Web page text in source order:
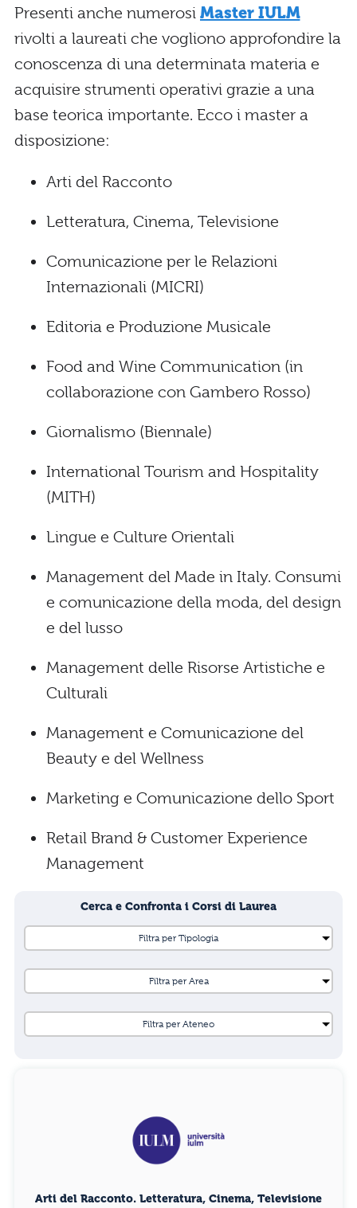
Presenti anche numerosi Master IULM
rivolti a laureati che vogliono approfondire la
conoscenza di una determinata materia e
acquisire strumenti operativi grazie a una
base teorica importante. Ecco i master a
disposizione:
Arti del Racconto
Letteratura, Cinema, Televisione
Comunicazione per le Relazioni
Internazionali (MICRI)
Editoria e Produzione Musicale
Food and Wine Communication (in
collaborazione con Gambero Rosso)
Giornalismo (Biennale)
International Tourism and Hospitality
(MITH)
Lingue e Culture Orientali
Management del Made in Italy. Consumi
e comunicazione della moda, del design
e del lusso
Management delle Risorse Artistiche e
Culturali
Management e Comunicazione del
Beauty e del Wellness
Marketing e Comunicazione dello Sport
Retail Brand & Customer Experience
Management
Cerca e Confronta i Corsi di Laurea
Arti del Racconto. Letteratura, Cinema, Televisione